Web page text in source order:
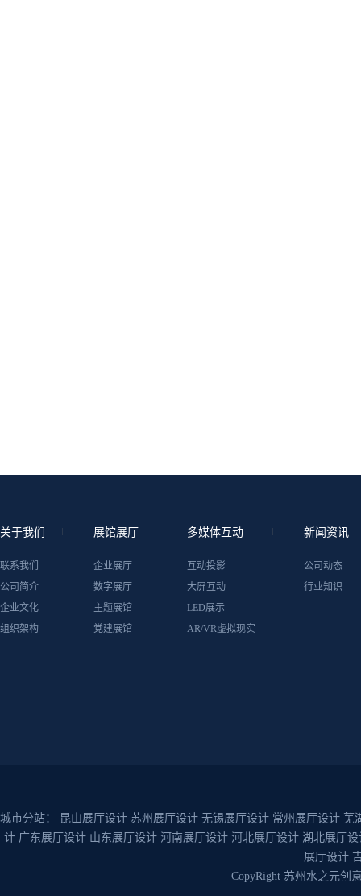
关于我们
联系我们
公司简介
企业文化
组织架构
展馆展厅
企业展厅
数字展厅
主题展馆
党建展馆
多媒体互动
互动投影
大屏互动
LED展示
AR/VR虚拟现实
新闻资讯
公司动态
行业知识
城市分站： 昆山展厅设计 苏州展厅设计 无锡展厅设计 常州展厅设计 芜
计 广东展厅设计 山东展厅设计 河南展厅设计 河北展厅设计 湖北展厅设
展厅设计
CopyRight 苏州水之元创